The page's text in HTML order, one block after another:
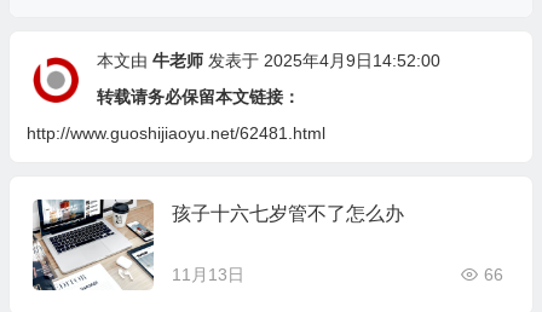
本文由 牛老师发表于 2025年4月9日14:52:00
转载请务必保留本文链接：
http://www.guoshijiaoyu.net/62481.html
孩子十六七岁管不了怎么办
11月13日 66